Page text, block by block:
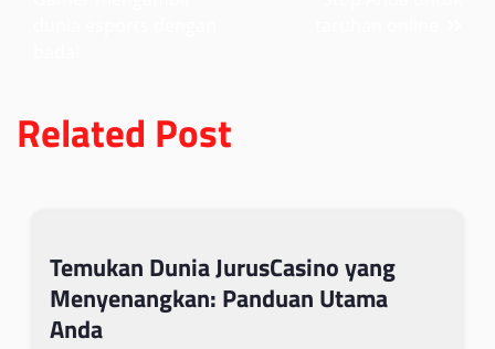
Related Post
Temukan Dunia JurusCasino yang
Menyenangkan: Panduan Utama
Anda